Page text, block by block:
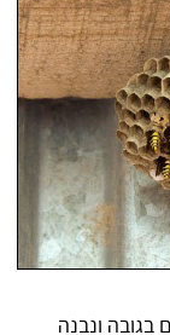
בגובה ונבנה